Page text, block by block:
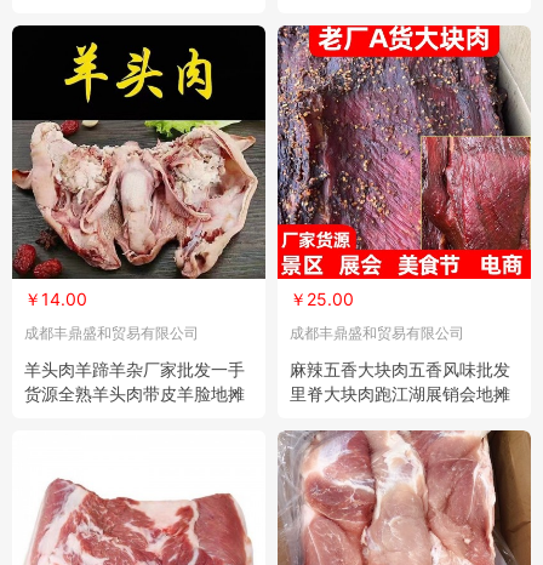
￥14.00
成都丰鼎盛和贸易有限公司
羊头肉羊蹄羊杂厂家批发一手
货源全熟羊头肉带皮羊脸地摊
￥25.00
成都丰鼎盛和贸易有限公司
麻辣五香大块肉五香风味批发
里脊大块肉跑江湖展销会地摊